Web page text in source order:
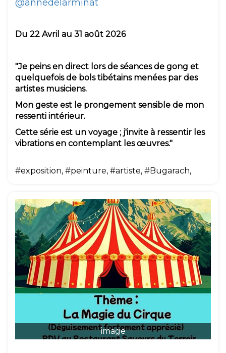
@annedelarminat
Du 22 Avril au 31 août 2026
"Je peins en direct lors de séances de gong et
quelquefois de bols tibétains menées par des
artistes musiciens.
Mon geste est le prongement sensible de mon
ressenti intérieur.
Cette série est un voyage ; j'invite à ressentir les
vibrations en contemplant les œuvres."
#exposition, #peinture, #artiste, #Bugarach,
image